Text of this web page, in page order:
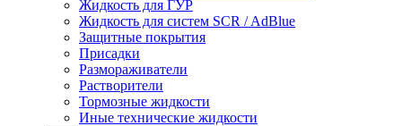
Жидкость для ГУР
Жидкость для систем SCR / AdBlue
Защитные покрытия
Присадки
Размораживатели
Растворители
Тормозные жидкости
Иные технические жидкости